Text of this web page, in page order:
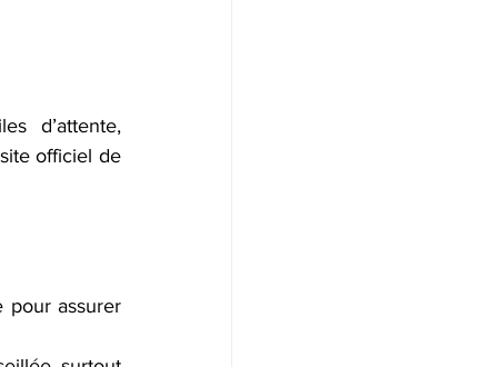
d’attente,
officiel de
pour assurer